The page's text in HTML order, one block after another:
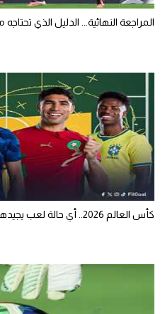
المراجعة النهائية... الدليل الذي
كأس العالم 2026.. أي حالة لعب يجيدها منتخبك المفضل؟